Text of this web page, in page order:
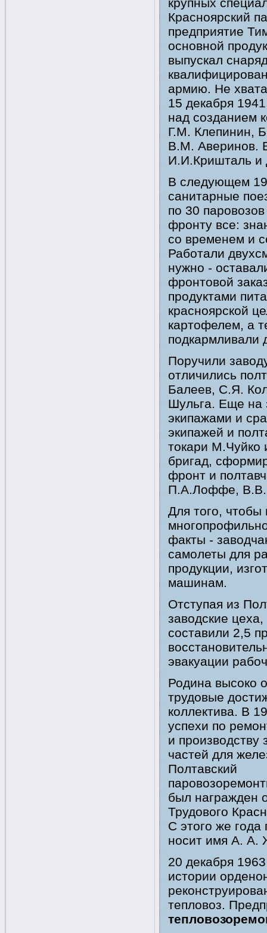
крупных
Красноярский
предприятие
основной
выпускал
армию. Не
15 декабря
над созданием
Г.М. Клепинин,
В.М. Аверинов.
И.И.Кришталь и
В следующем
санитарные
по 30
фронту все:
со временем и
Работали
нужно -
фронтовой
продуктами
красноярской
картофелем, а
подкармливали
Поручили
отличились
Балеев, С.Я.
Шульга. Еще на
экипажами и
экипажей и
токари М.Чуйко
бригад,
фронт и
П.А.Лоффе,
Для того, чтобы
факты -
самолеты для
продукции,
машинам.
Отступая из
заводские
составили 2,5
эвакуации
Родина высоко
трудовые
коллектива. В
успехи по
и производству
частей для
Полтавский
был награжден
Трудового
С этого же года
носит имя А. А.
20 декабря
истории
тепловоз.